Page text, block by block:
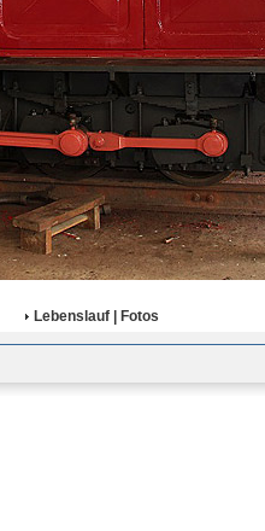
Lebenslauf | Fotos